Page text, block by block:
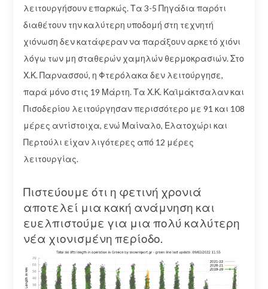
λειτουργήσουν επαρκώς. Τα 3-5 Πηγάδια παρότι
διαθέτουν την καλύτερη υποδομή στη τεχνητή
χιόνωση δεν κατάφεραν να παράξουν αρκετό χιόνι
λόγω των μη σταθερών χαμηλών θερμοκρασιών. Στο
Χ.Κ. Παρνασσού, η Φτερόλακα δεν λειτούργησε,
παρά μόνο στις 19 Μάρτη. Τα Χ.Κ. Καϊμάκτσαλαν και
Πισοδερίου λειτούργησαν περισσότερο με 91 και 108
μέρες αντίστοιχα, ενώ Μαίναλο, Ελατοχώρι και
Περτούλι είχαν λιγότερες από 12 μέρες
λειτουργίας.
Πιστεύουμε ότι η φετινή χρονιά
αποτελεί μια κακή ανάμνηση και
ευελπιστούμε για μια πολύ καλύτερη
νέα χιονισμένη περίοδο.